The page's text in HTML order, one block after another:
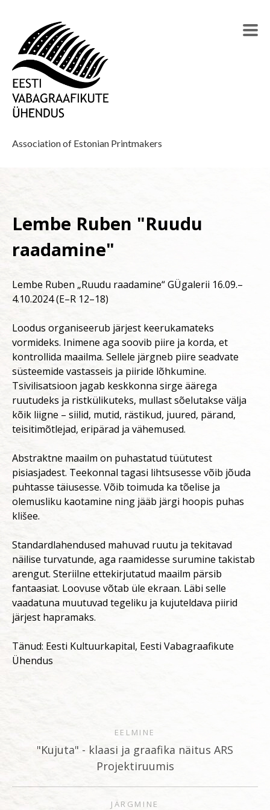
Association of Estonian Printmakers
Lembe Ruben "Ruudu
raadamine"
Lembe Ruben „Ruudu raadamine“ GÜgalerii 16.09.–
4.10.2024 (E–R 12–18)
Loodus organiseerub järjest keerukamateks
vormideks. Inimene aga soovib piire ja korda, et
kontrollida maailma. Sellele järgneb piire seadvate
süsteemide vastasseis ja piiride lõhkumine.
Tsivilisatsioon jagab keskkonna sirge äärega
ruutudeks ja ristkülikuteks, mullast sõelutakse välja
kõik liigne – siilid, mutid, rästikud, juured, pärand,
teisitimõtlejad, eripärad ja vähemused.
Abstraktne maailm on puhastatud tüütutest
pisiasjadest. Teekonnal tagasi lihtsusesse võib jõuda
puhtasse täiusesse. Võib toimuda ka tõelise ja
olemusliku kaotamine ning jääb järgi hoopis puhas
klišee.
Standardlahendused mahuvad ruutu ja tekitavad
näilise turvatunde, aga raamidesse surumine takistab
arengut. Steriilne ettekirjutatud maailm pärsib
fantaasiat. Loovuse võtab üle ekraan. Läbi selle
vaadatuna muutuvad tegeliku ja kujuteldava piirid
järjest hapramaks.
Tänud: Eesti Kultuurkapital, Eesti Vabagraafikute
Ühendus
EELMINE
"Kujuta" - klaasi ja graafika näitus ARS
Projektiruumis
JÄRGMINE